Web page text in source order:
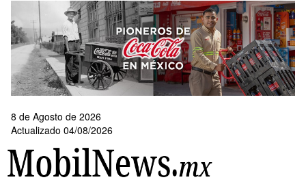
contenido
principal
8 de Agosto de 2026
Actualizado 04/08/2026